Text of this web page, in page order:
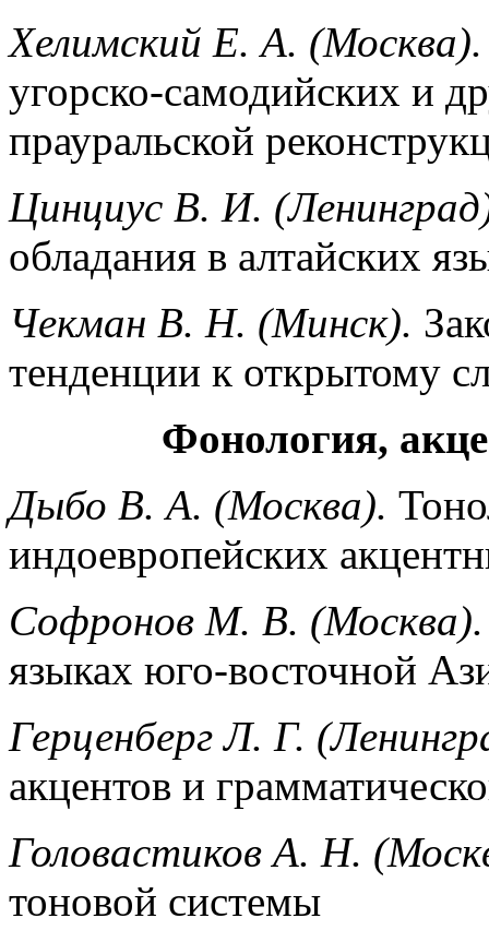
Хелимский Е. А.
угорско-самодийских и
прауральской
Цинциус В. И.
обладания в алтайских
Чекман В. Н. (Минск).
тенденции к открытому
Фонология,
Дыбо В. А. (Москва).
индоевропейских
Софронов М. В. (Москва).
языках юго-восточной
Герценберг Л. Г.
акцентов и
Головастиков А. Н.
тоновой системы